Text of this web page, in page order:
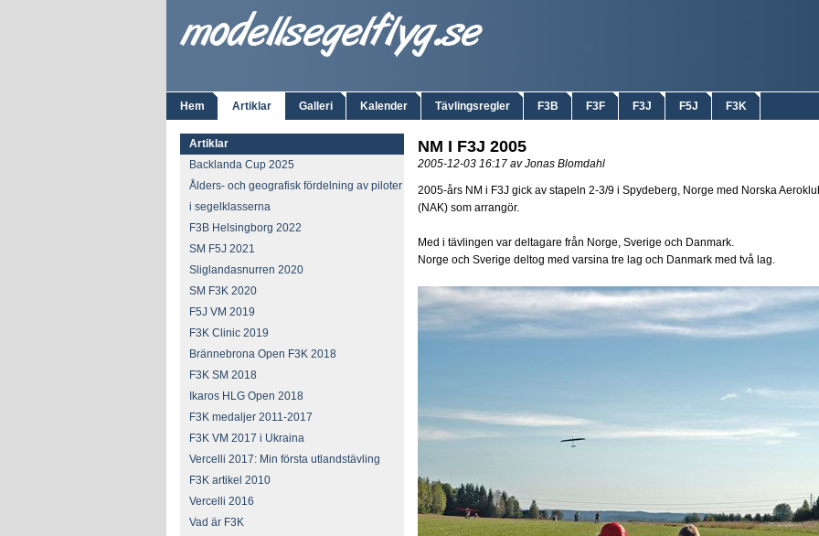
Hem Artiklar Galleri Kalender Tävlingsregler F3B F3F F3J F5J F3K
Artiklar
Backlanda Cup 2025
Ålders- och geografisk fördelning av piloter
i segelklasserna
F3B Helsingborg 2022
SM F5J 2021
Sliglandasnurren 2020
SM F3K 2020
F5J VM 2019
F3K Clinic 2019
Brännebrona Open F3K 2018
F3K SM 2018
Ikaros HLG Open 2018
F3K medaljer 2011-2017
F3K VM 2017 i Ukraina
Vercelli 2017: Min första utlandstävling
F3K artikel 2010
Vercelli 2016
Vad är F3K
NM I F3J 2005
2005-12-03 16:17 av Jonas Blomdahl
2005-års NM i F3J gick av stapeln 2-3/9 i Spydeberg, Norge med Norska
(NAK) som arrangör.
Med i tävlingen var deltagare från Norge, Sverige och Danmark.
Norge och Sverige deltog med varsina tre lag och Danmark med två lag.